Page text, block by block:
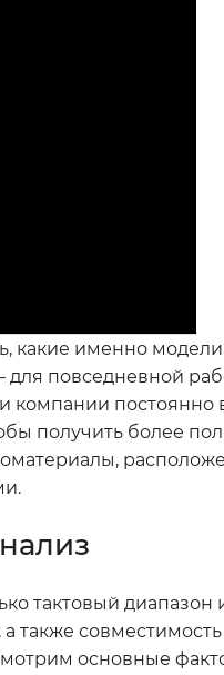
какие именно
для повседневной
компании
получить более
тактовый диапазон
также
основные